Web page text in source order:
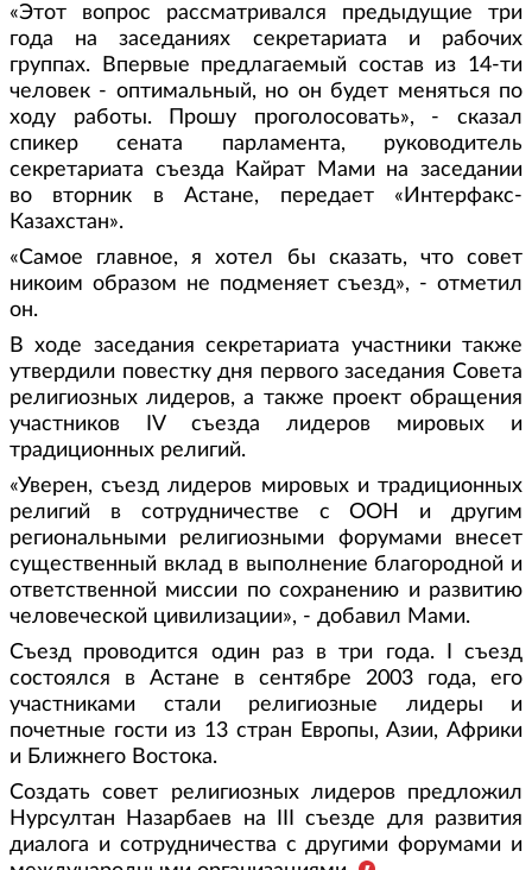
«Этот вопрос рассматривался предыдущие три
года на заседаниях секретариата и рабочих
группах. Впервые предлагаемый состав из 14-ти
человек - оптимальный, но он будет меняться по
ходу работы. Прошу проголосовать», - сказал
спикер сената парламента, руководитель
секретариата съезда Кайрат Мами на заседании
во вторник в Астане, передает «Интерфакс-
Казахстан».
«Самое главное, я хотел бы сказать, что совет
никоим образом не подменяет съезд», - отметил
он.
В ходе заседания секретариата участники также
утвердили повестку дня первого заседания Совета
религиозных лидеров, а также проект обращения
участников IV съезда лидеров мировых и
традиционных религий.
«Уверен, съезд лидеров мировых и традиционных
религий в сотрудничестве с ООН и другим
региональными религиозными форумами внесет
существенный вклад в выполнение благородной и
ответственной миссии по сохранению и развитию
человеческой цивилизации», - добавил Мами.
Съезд проводится один раз в три года. I съезд
состоялся в Астане в сентябре 2003 года, его
участниками стали религиозные лидеры и
почетные гости из 13 стран Европы, Азии, Африки
и Ближнего Востока.
Создать совет религиозных лидеров предложил
Нурсултан Назарбаев на III съезде для развития
диалога и сотрудничества с другими форумами и